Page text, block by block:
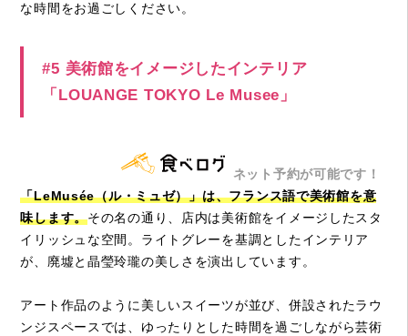
な時間をお過ごしください。
#5 美術館をイメージしたインテリア
「LOUANGE TOKYO Le Musee」
ネット予約が可能です！
「LeMusée（ル・ミュゼ）」は、フランス語で美術館を意
味します。その名の通り、店内は美術館をイメージしたスタ
イリッシュな空間。ライトグレーを基調としたインテリア
が、廃墟と晶瑩玲瓏の美しさを演出しています。
アート作品のように美しいスイーツが並び、併設されたラウ
ンジスペースでは、ゆったりとした時間を過ごしながら芸術